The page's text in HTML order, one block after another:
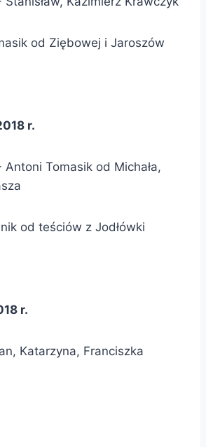
od Ziębowej i Jaroszów
r.
Tomasik od Michała,
od teściów z Jodłówki
r.
Franciszka